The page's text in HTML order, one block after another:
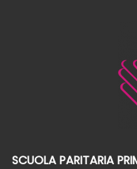
SCUOLA PARITARIA